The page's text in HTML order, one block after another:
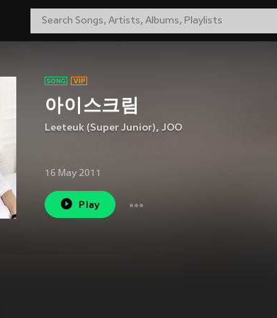
아이스크림
Leeteuk (Super Junior), JOO
16 May 2011
Play